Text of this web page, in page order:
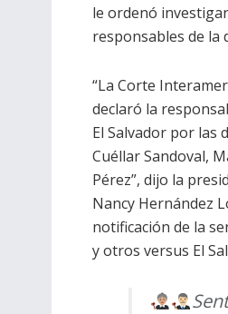
le ordenó
responsables de la
“La Corte
declaró la
El Salvador por las
Cuéllar Sandoval,
Pérez”, dijo la
Nancy Hernández
notificación de la
y otros versus El